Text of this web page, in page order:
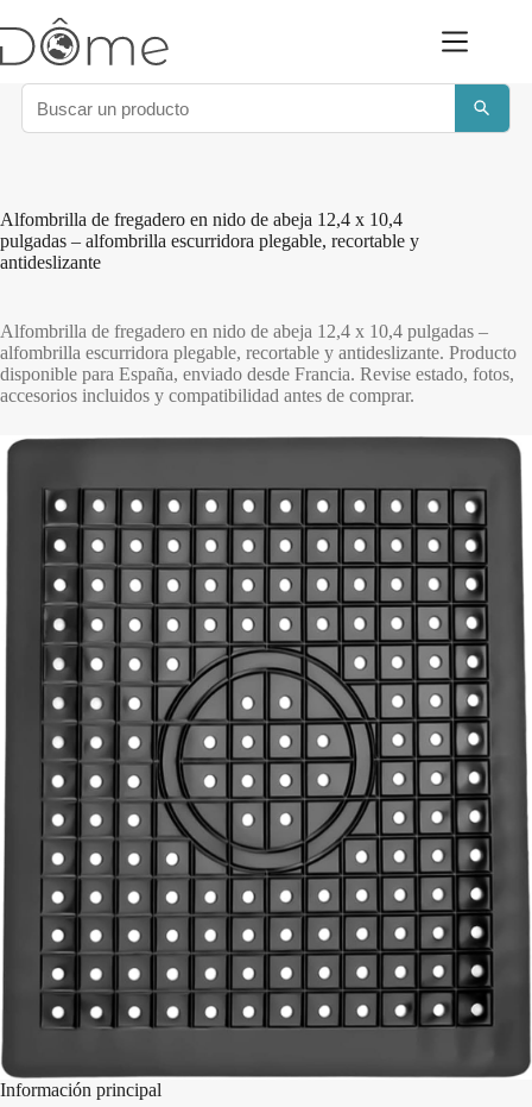
al
contenido
Alfombrilla de fregadero en nido de abeja 12,4 x 10,4
pulgadas – alfombrilla escurridora plegable, recortable y
antideslizante
Alfombrilla de fregadero en nido de abeja 12,4 x 10,4 pulgadas –
alfombrilla escurridora plegable, recortable y antideslizante. Producto
disponible para España, enviado desde Francia. Revise estado, fotos,
accesorios incluidos y compatibilidad antes de comprar.
Información principal